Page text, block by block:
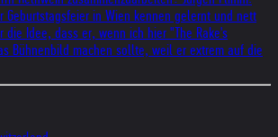
Geburtstagsfeier in Wien kennen gelernt und nett
die Idee, dass er, wenn ich hier "The Rake's
Bühnenbild machen sollte, weil er extrem auf die